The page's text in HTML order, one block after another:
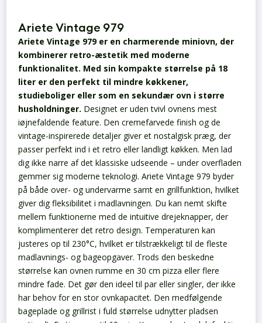
Ariete Vintage 979
Ariete Vintage 979 er en charmerende miniovn, der
kombinerer retro-æstetik med moderne
funktionalitet. Med sin kompakte størrelse på 18
liter er den perfekt til mindre køkkener,
studieboliger eller som en sekundær ovn i større
husholdninger. Designet er uden tvivl ovnens mest
iøjnefaldende feature. Den cremefarvede finish og de
vintage-inspirerede detaljer giver et nostalgisk præg, der
passer perfekt ind i et retro eller landligt køkken. Men lad
dig ikke narre af det klassiske udseende – under overfladen
gemmer sig moderne teknologi. Ariete Vintage 979 byder
på både over- og undervarme samt en grillfunktion, hvilket
giver dig fleksibilitet i madlavningen. Du kan nemt skifte
mellem funktionerne med de intuitive drejeknapper, der
komplimenterer det retro design. Temperaturen kan
justeres op til 230°C, hvilket er tilstrækkeligt til de fleste
madlavnings- og bageopgaver. Trods den beskedne
størrelse kan ovnen rumme en 30 cm pizza eller flere
mindre fade. Det gør den ideel til par eller singler, der ikke
har behov for en stor ovnkapacitet. Den medfølgende
bageplade og grillrist i fuld størrelse udnytter pladsen